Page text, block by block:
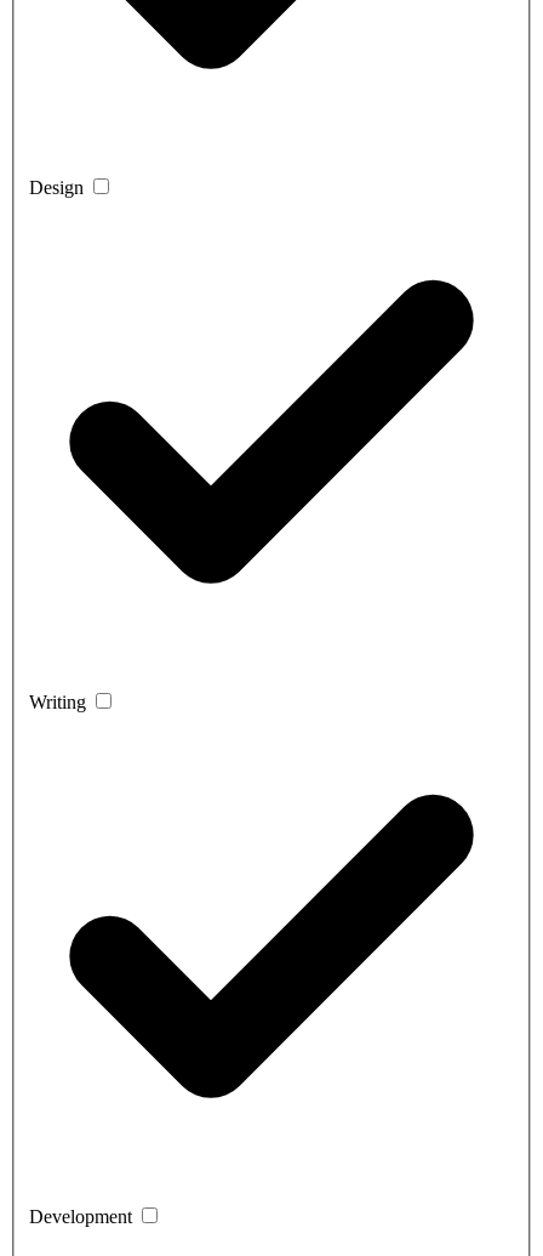
Design
Writing
Development